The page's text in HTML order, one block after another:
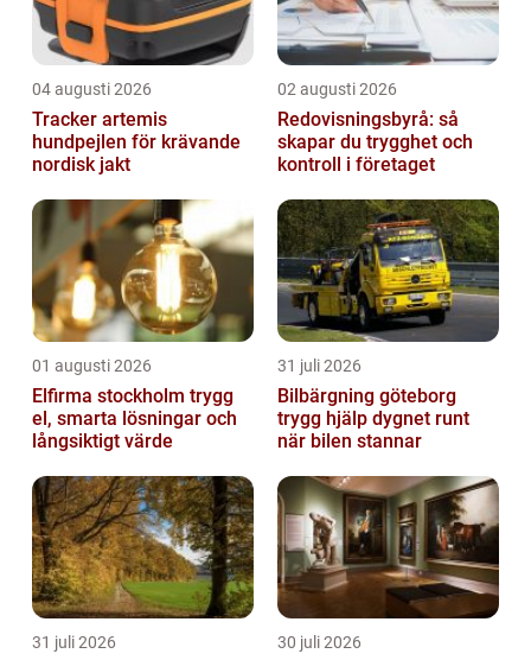
04 augusti 2026
Tracker artemis
hundpejlen för krävande
nordisk jakt
02 augusti 2026
Redovisningsbyrå: så
skapar du trygghet och
kontroll i företaget
01 augusti 2026
Elfirma stockholm trygg
el, smarta lösningar och
långsiktigt värde
31 juli 2026
Bilbärgning göteborg
trygg hjälp dygnet runt
när bilen stannar
31 juli 2026 30 juli 2026